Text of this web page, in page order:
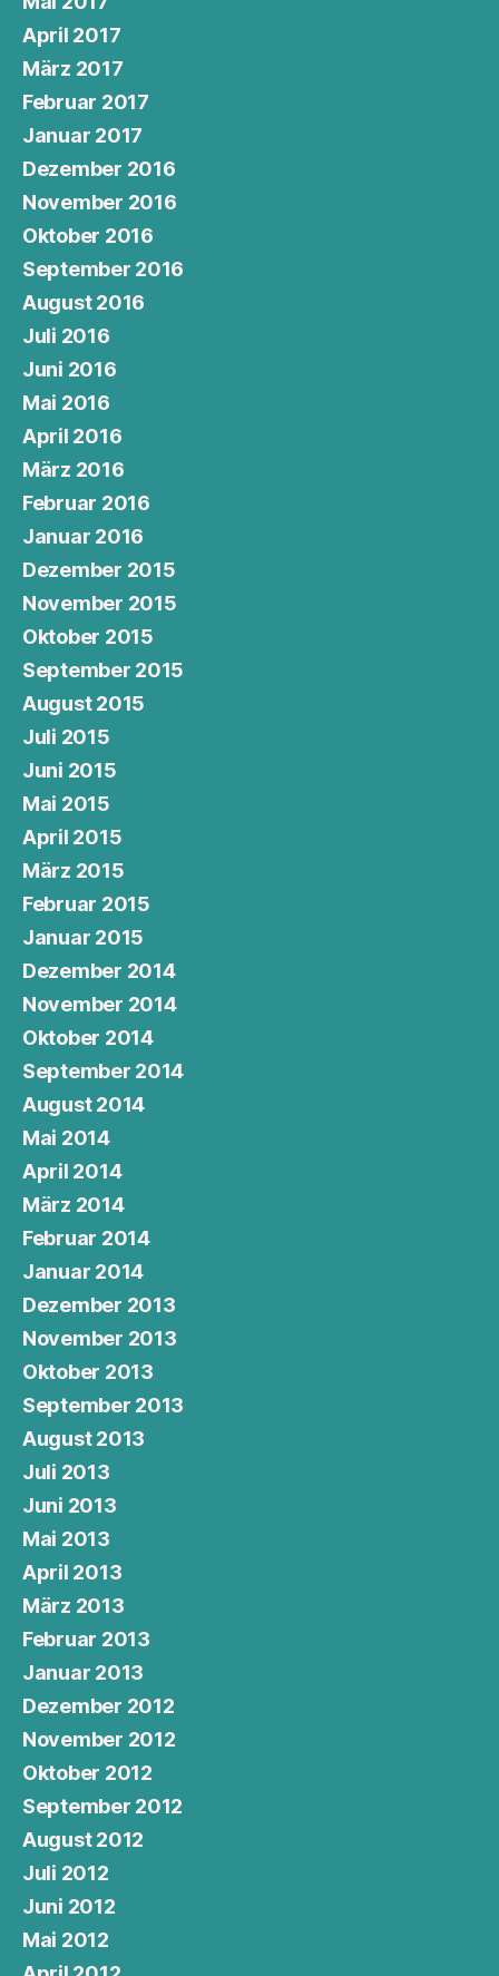
April 2017
März 2017
Februar 2017
Januar 2017
Dezember 2016
November 2016
Oktober 2016
September 2016
August 2016
Juli 2016
Juni 2016
Mai 2016
April 2016
März 2016
Februar 2016
Januar 2016
Dezember 2015
November 2015
Oktober 2015
September 2015
August 2015
Juli 2015
Juni 2015
Mai 2015
April 2015
März 2015
Februar 2015
Januar 2015
Dezember 2014
November 2014
Oktober 2014
September 2014
August 2014
Mai 2014
April 2014
März 2014
Februar 2014
Januar 2014
Dezember 2013
November 2013
Oktober 2013
September 2013
August 2013
Juli 2013
Juni 2013
Mai 2013
April 2013
März 2013
Februar 2013
Januar 2013
Dezember 2012
November 2012
Oktober 2012
September 2012
August 2012
Juli 2012
Juni 2012
Mai 2012